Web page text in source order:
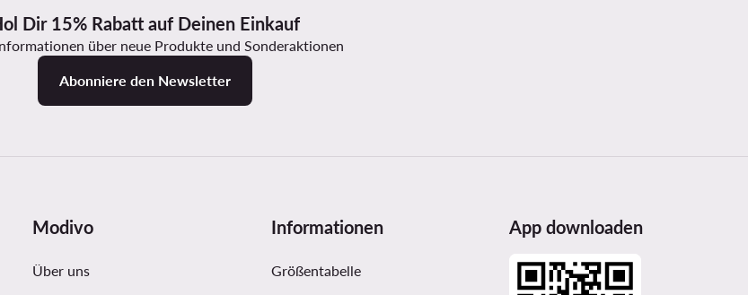
Dir 15% Rabatt auf Deinen Einkauf
über neue Produkte und Sonderaktionen
Abonniere den Newsletter
Modivo
Über uns
Informationen
Größentabelle
App downloaden